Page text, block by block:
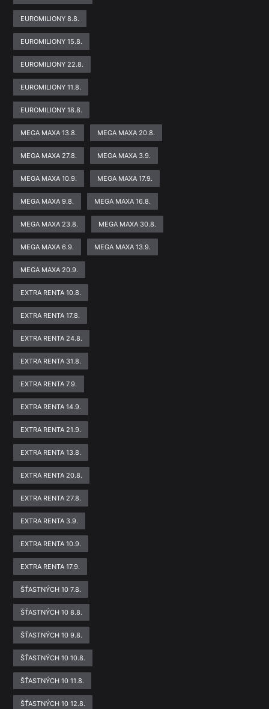
EUROMILIONY 8.8.
EUROMILIONY 15.8.
EUROMILIONY 22.8.
EUROMILIONY 11.8.
EUROMILIONY 18.8.
MEGA MAXA 13.8. MEGA MAXA 20.8.
MEGA MAXA 27.8. MEGA MAXA 3.9.
MEGA MAXA 10.9. MEGA MAXA 17.9.
MEGA MAXA 9.8. MEGA MAXA 16.8.
MEGA MAXA 23.8. MEGA MAXA 30.8.
MEGA MAXA 6.9. MEGA MAXA 13.9.
MEGA MAXA 20.9.
EXTRA RENTA 10.8.
EXTRA RENTA 17.8.
EXTRA RENTA 24.8.
EXTRA RENTA 31.8.
EXTRA RENTA 7.9.
EXTRA RENTA 14.9.
EXTRA RENTA 21.9.
EXTRA RENTA 13.8.
EXTRA RENTA 20.8.
EXTRA RENTA 27.8.
EXTRA RENTA 3.9.
EXTRA RENTA 10.9.
EXTRA RENTA 17.9.
ŠŤASTNÝCH 10 7.8.
ŠŤASTNÝCH 10 8.8.
ŠŤASTNÝCH 10 9.8.
ŠŤASTNÝCH 10 10.8.
ŠŤASTNÝCH 10 11.8.
ŠŤASTNÝCH 10 12.8.